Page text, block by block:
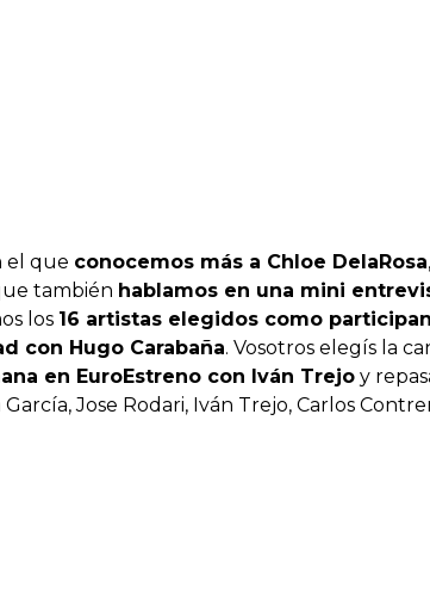
el que conocemos más a Chloe DelaRosa
también hablamos en una mini
los 16 artistas elegidos como
con Hugo Carabaña. Vosotros elegís la
en EuroEstreno con Iván Trejo y
Jose Rodari, Iván Trejo, Carlos